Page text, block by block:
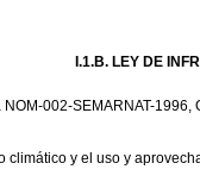
I.1.B. LEY DE
NOM-002-SEMARNAT-1996,
climático y el uso y